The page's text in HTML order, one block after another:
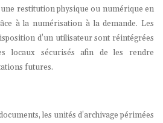
restitution physique ou numérique en
à la numérisation à la demande. Les
d’un utilisateur sont réintégrées
locaux sécurisés afin de les rendre
futures.
les unités d’archivage périmées